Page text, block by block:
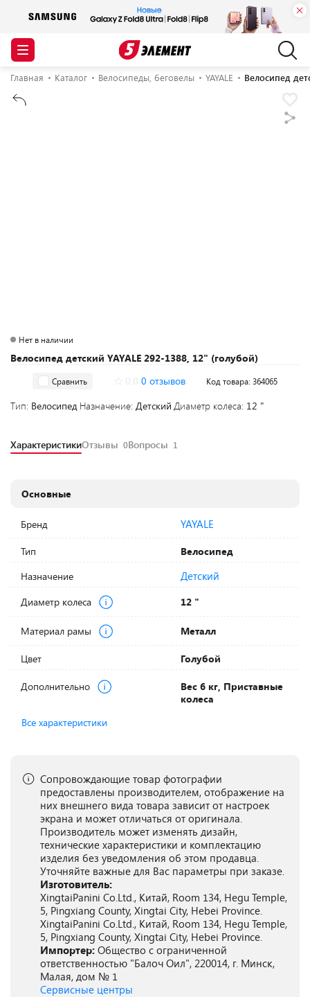
Главная Каталог Велосипеды, беговелы YAYALE Велосипед
Велосипед детский YAYALE 292-1388, 12" (голубой)
Нет в наличии
Сравнить 0 отзывов Код товара: 364065
Тип: Велосипед Назначение: Детский Диаметр колеса: 12 "
ХарактеристикиОтзывы 0Вопросы 1
Основные
Бренд YAYALE
Тип
Велосипед
Назначение
Детский
Диаметр колеса 12 "
Материал рамы Металл
Цвет Голубой
Дополнительно
Вес 6 кг, Приставные
колеса
Все характеристики
Сопровождающие товар фотографии
предоставлены производителем, отображение на
них внешнего вида товара зависит от настроек
экрана и может отличаться от оригинала.
Производитель может изменять дизайн,
технические характеристики и комплектацию
изделия без уведомления об этом продавца.
Уточняйте важные для Вас параметры при заказе.
Изготовитель:
XingtaiPanini Co.Ltd., Китай, Room 134, Hegu Temple,
5, Pingxiang County, Xingtai City, Hebei Province.
XingtaiPanini Co.Ltd., Китай, Room 134, Hegu Temple,
5, Pingxiang County, Xingtai City, Hebei Province.
Импортер: Общество с ограниченной
ответственностью "Балоч Оил", 220014, г. Минск,
Малая, дом № 1
Сервисные центры